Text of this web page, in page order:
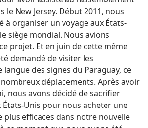
le New Jersey. Début 2011, nous
à organiser un voyage aux États-
siège mondial. Nous avions
projet. Et en juin de cette même
demandé de visiter les
des signes du Paraguay, ce
déplacements. Après avoir
nous avons décidé de sacrifier
États-Unis pour nous acheter une
plus efficaces dans notre nouvelle